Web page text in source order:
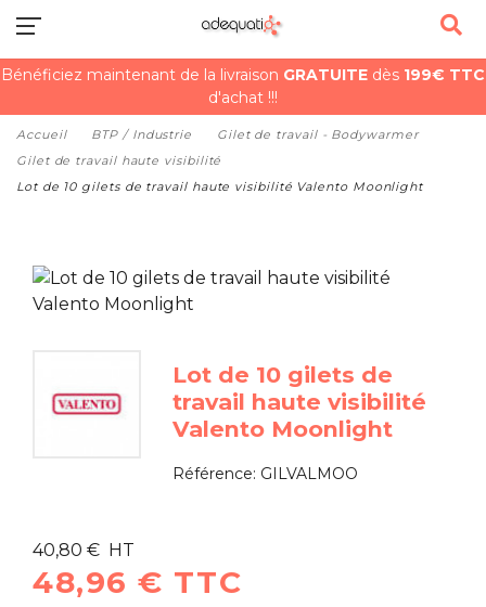
Bénéficiez maintenant de la livraison GRATUITE dès 199€ TTC
d'achat !!!
Accueil BTP / Industrie
Gilet de travail - Bodywarmer
Gilet de travail haute visibilité
Lot de 10 gilets de travail haute visibilité Valento Moonlight
Lot de 10 gilets de
travail haute visibilité
Valento Moonlight
Référence: GILVALMOO
40,80 € HT
48,96 € TTC